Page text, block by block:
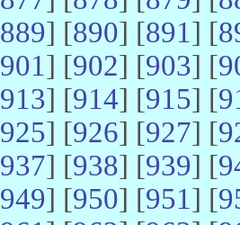
889] [890] [891] [
901] [902] [903] [
913] [914] [915] [
925] [926] [927] [
937] [938] [939] [
949] [950] [951] [